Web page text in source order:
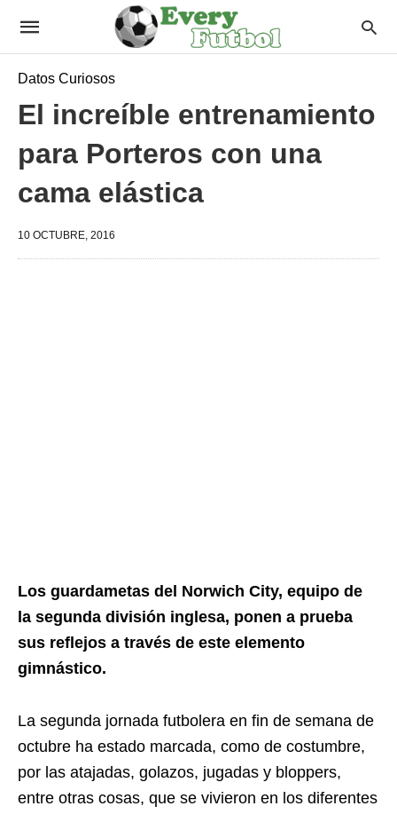
Datos Curiosos
El increíble entrenamiento
para Porteros con una
cama elástica
10 OCTUBRE, 2016
Los guardametas del Norwich City, equipo de
la segunda división inglesa, ponen a prueba
sus reflejos a través de este elemento
gimnástico.
La segunda jornada futbolera en fin de semana de
octubre ha estado marcada, como de costumbre,
por las atajadas, golazos, jugadas y bloppers,
entre otras cosas, que se vivieron en los diferentes